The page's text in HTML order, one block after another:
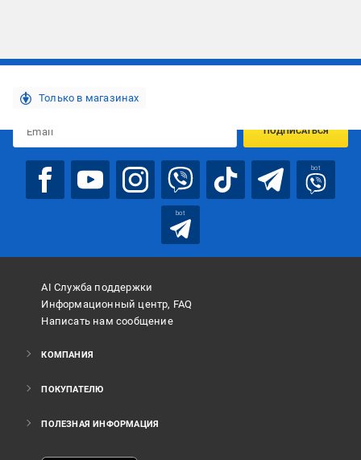
Только в магазинах
ПОДПИСАТЬСЯ
bot
bot
AI Служба поддержки
Информационный центр, FAQ
Написать нам сообщение
КОМПАНИЯ
ПОКУПАТЕЛЮ
ПОЛЕЗНАЯ ИНФОРМАЦИЯ